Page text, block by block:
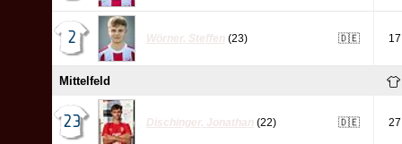
2 Wörner, Steffen (23) 🇩🇪 17
Mittelfeld
23 Dischinger, Jonathan (22) 🇩🇪 27